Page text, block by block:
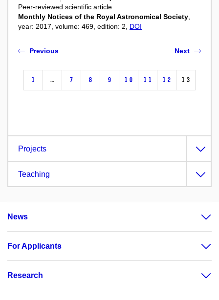
Peer-reviewed scientific article
Monthly Notices of the Royal Astronomical Society,
year: 2017, volume: 469, edition: 2, DOI
Previous
1 … 7 8 9 10 11 12 13
Next
Projects
Teaching
News
For Applicants
Research